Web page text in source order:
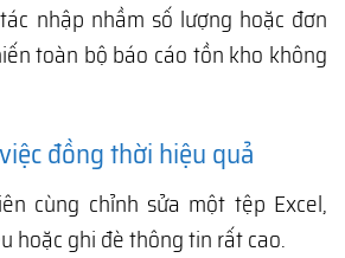
nhập nhầm số lượng hoặc đơn
toàn bộ báo cáo tồn kho không
đồng thời hiệu quả
cùng chỉnh sửa một tệp Excel,
hoặc ghi đè thông tin rất cao.